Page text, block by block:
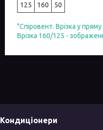
125
160 50
"Спіровент. Врізка у
Врізка 160/125 -
Кондиціонери